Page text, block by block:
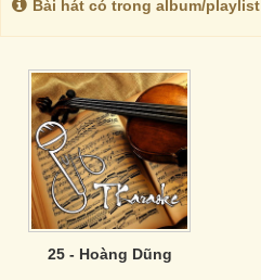
Bài hát có trong album/playlist
25 - Hoàng Dũng